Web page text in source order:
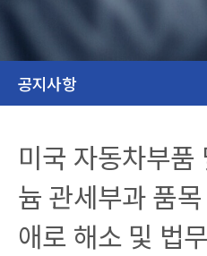
공지사항
미국 자동차부품
늄 관세부과 품
애로 해소 및 법